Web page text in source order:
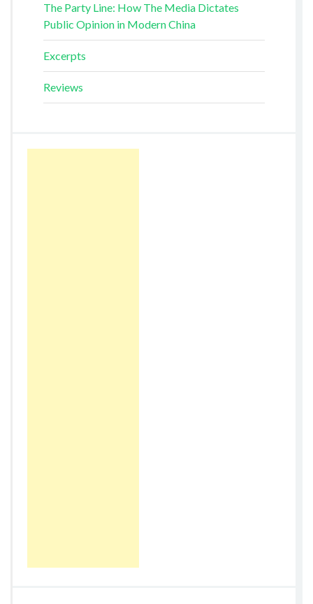
The Party Line: How The Media Dictates
Public Opinion in Modern China
Excerpts
Reviews